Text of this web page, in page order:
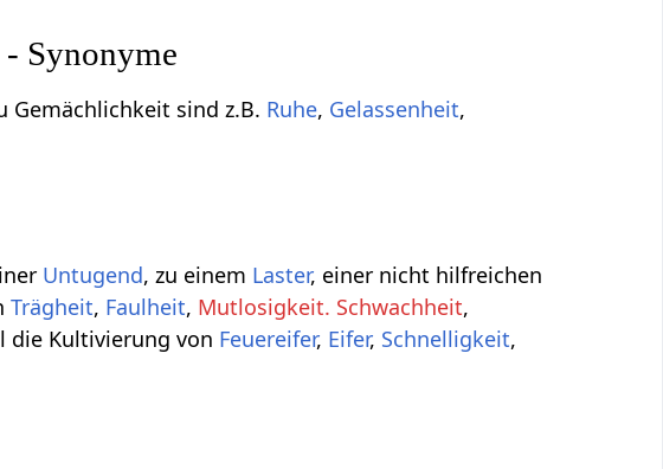
Synonyme
Gemächlichkeit sind z.B. Ruhe, Gelassenheit,
Untugend, zu einem Laster, einer nicht hilfreichen
Trägheit, Faulheit, Mutlosigkeit. Schwachheit,
die Kultivierung von Feuereifer, Eifer, Schnelligkeit,